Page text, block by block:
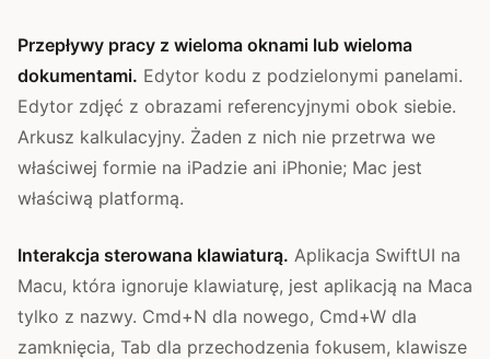
Przepływy pracy z wieloma oknami lub wieloma
dokumentami. Edytor kodu z podzielonymi panelami.
Edytor zdjęć z obrazami referencyjnymi obok siebie.
Arkusz kalkulacyjny. Żaden z nich nie przetrwa we
właściwej formie na iPadzie ani iPhonie; Mac jest
właściwą platformą.
Interakcja sterowana klawiaturą. Aplikacja SwiftUI na
Macu, która ignoruje klawiaturę, jest aplikacją na Maca
tylko z nazwy. Cmd+N dla nowego, Cmd+W dla
zamknięcia, Tab dla przechodzenia fokusem, klawisze